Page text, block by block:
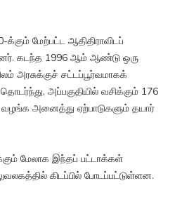
க்கும் மேற்பட்ட ஆதிதிராவிடப்
கடந்த 1996 ஆம் ஆண்டு ஒரு
அரசுக்குச் சட்டப்பூர்வமாகக்
அப்பகுதியில் வசிக்கும் 176
வழங்க அனைத்து ஏற்பாடுகளும் தயார்
மேலாக இந்தப் பட்டாக்கள்
கிடப்பில் போடப்பட்டுள்ளன.